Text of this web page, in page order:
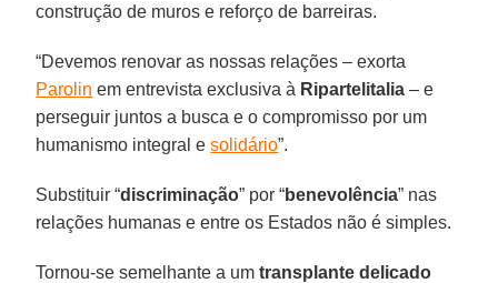
construção de muros e reforço de barreiras.
“Devemos renovar as nossas relações – exorta
Parolin em entrevista exclusiva à Ripartelitalia – e
perseguir juntos a busca e o compromisso por um
humanismo integral esolidário”.
Substituir “discriminação” por “benevolência” nas
relações humanas e entre os Estados não é simples.
Tornou-se semelhante a umtransplante delicado